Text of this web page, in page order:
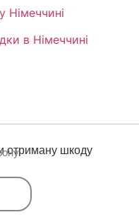
Німеччині
в Німеччині
отриману шкоду